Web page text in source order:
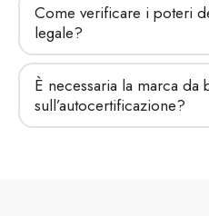
Come verificare i poteri
legale?
È necessaria la marca da
sull’autocertificazione?